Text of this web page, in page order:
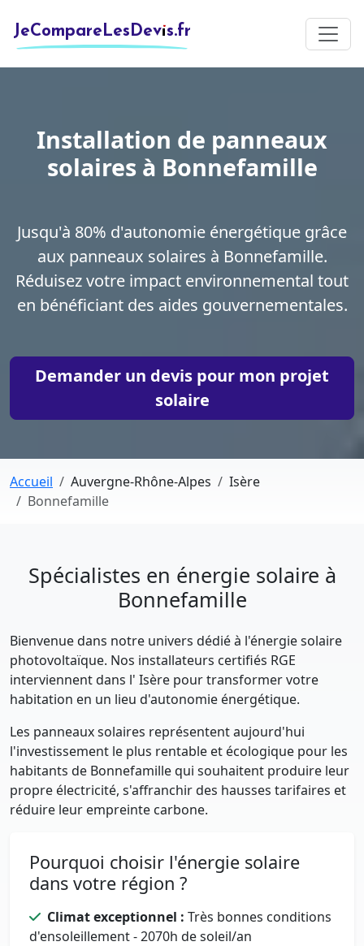
JeCompareLesDevis.fr
Installation de panneaux
solaires à Bonnefamille
Jusqu'à 80% d'autonomie énergétique grâce
aux panneaux solaires à Bonnefamille.
Réduisez votre impact environnemental tout
en bénéficiant des aides gouvernementales.
Demander un devis pour mon projet
solaire
Accueil Auvergne-Rhône-Alpes
Isère
Bonnefamille
Spécialistes en énergie solaire à
Bonnefamille
Bienvenue dans notre univers dédié à l'énergie solaire
photovoltaïque. Nos installateurs certifiés RGE
interviennent dans l' Isère pour transformer votre
habitation en un lieu d'autonomie énergétique.
Les panneaux solaires représentent aujourd'hui
l'investissement le plus rentable et écologique pour les
habitants de Bonnefamille qui souhaitent produire leur
propre électricité, s'affranchir des hausses tarifaires et
réduire leur empreinte carbone.
Pourquoi choisir l'énergie solaire
dans votre région ?
Climat exceptionnel : Très bonnes conditions
d'ensoleillement - 2070h de soleil/an